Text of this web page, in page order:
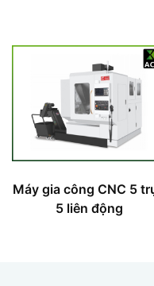
Máy gia công CNC 5
5 liên động